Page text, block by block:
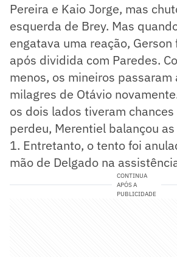
Pereira e Kaio Jorge, mas
esquerda de Brey. Mas
engatava uma reação,
após dividida com Paredes.
menos, os mineiros
milagres de Otávio
os dois lados tiveram
perdeu, Merentiel balançou
1. Entretanto, o tento foi
mão de Delgado na
CONTINUA
APÓS A
PUBLICIDADE